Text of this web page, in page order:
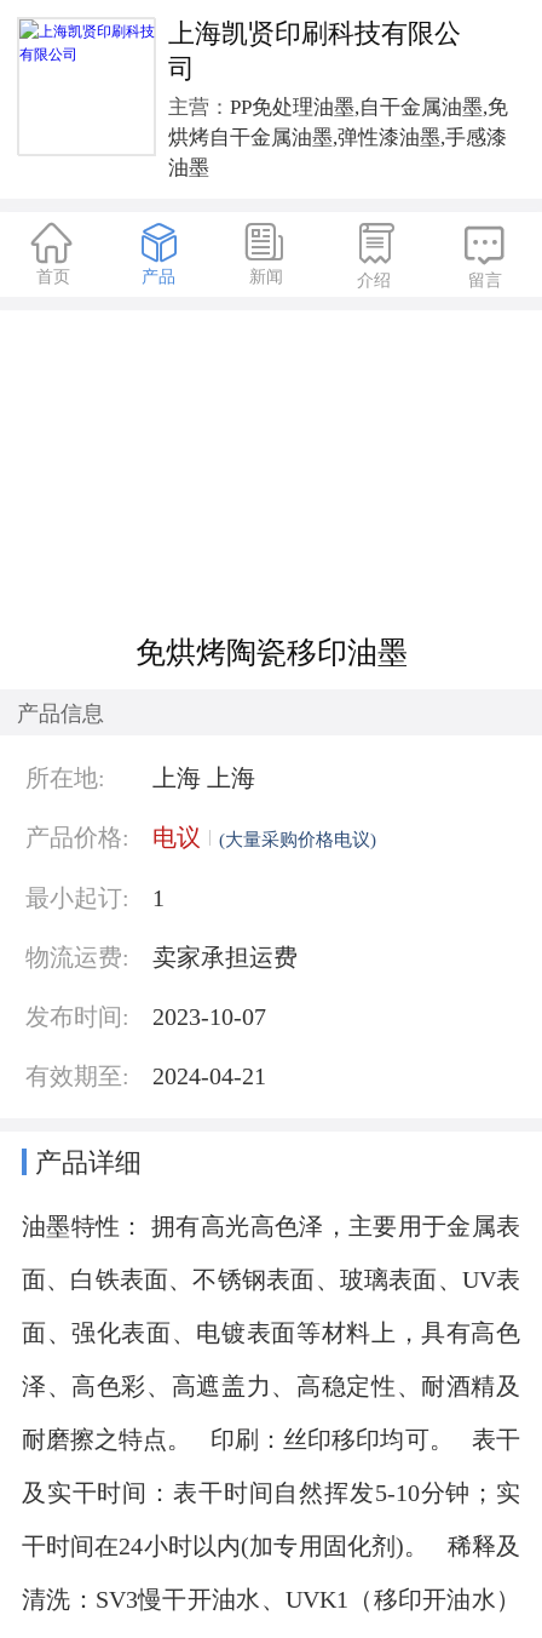
上海凯贤印刷科技有限公
司
主营： PP免处理油墨,自干金属油墨,免
烘烤自干金属油墨,弹性漆油墨,手感漆
油墨

首页

产品

新闻

介绍

留言
免烘烤陶瓷移印油墨
产品信息
所在地: 上海 上海
产品价格: 电议 (大量采购价格电议)
最小起订: 1
物流运费: 卖家承担运费
发布时间: 2023-10-07
有效期至: 2024-04-21
产品详细
油墨特性： 拥有高光高色泽，主要用于金属表
面、白铁表面、不锈钢表面、玻璃表面、UV表
面、强化表面、电镀表面等材料上，具有高色
泽、高色彩、高遮盖力、高稳定性、耐酒精及
耐磨擦之特点。 印刷：丝印移印均可。 表干
及实干时间：表干时间自然挥发5-10分钟；实
干时间在24小时以内(加专用固化剂)。 稀释及
清洗：SV3慢干开油水、UVK1（移印开油水）